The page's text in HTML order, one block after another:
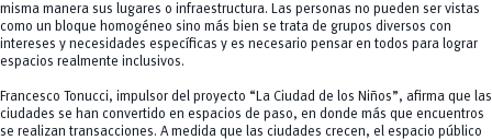
misma manera sus lugares o infraestructura. Las personas no pueden ser vistas
como un bloque homogéneo sino más bien se trata de grupos diversos con
intereses y necesidades específicas y es necesario pensar en todos para lograr
espacios realmente inclusivos.
Francesco Tonucci, impulsor del proyecto “La Ciudad de los Niños”, afirma que las
ciudades se han convertido en espacios de paso, en donde más que encuentros
se realizan transacciones. A medida que las ciudades crecen, el espacio público